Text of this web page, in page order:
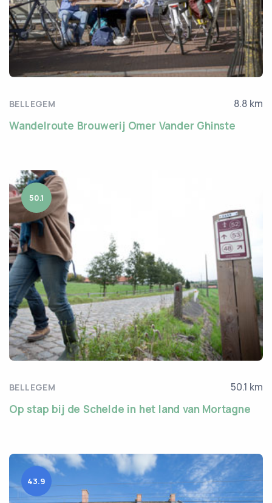
BELLEGEM 8.8 km
Wandelroute Brouwerij Omer Vander Ghinste
50.1
BELLEGEM 50.1 km
Op stap bij de Schelde in het land van Mortagne
43.9